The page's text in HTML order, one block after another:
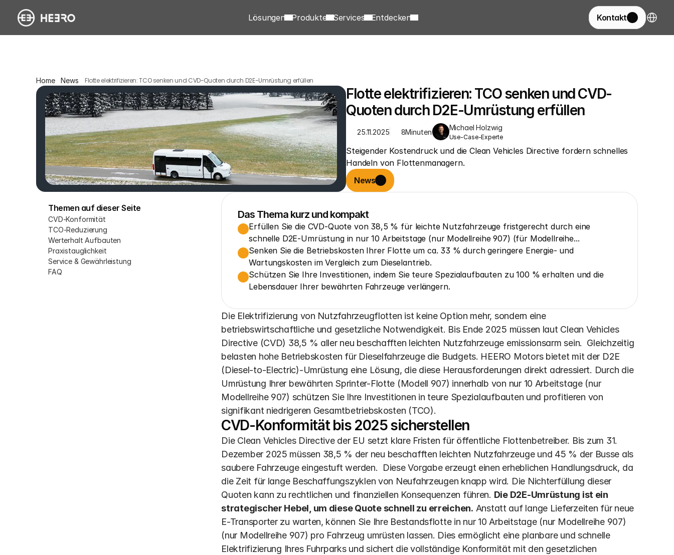
Lösungen Produkte Services Entdecken Kontakt Select
Home News Flotte elektrifizieren: TCO senken und CVD-Quoten durch D2E-Umrüstung erfüllen
Flotte elektrifizieren: TCO senken und CVD-
Quoten durch D2E-Umrüstung erfüllen
25.11.2025 8Minuten
Michael Holzwig
Use-Case-Experte
Steigender Kostendruck und die Clean Vehicles Directive fordern schnelles
Handeln von Flottenmanagern.
News
Themen auf dieser Seite
CVD-Konformität
TCO-Reduzierung
Werterhalt Aufbauten
Praxistauglichkeit
Service & Gewährleistung
FAQ
Das Thema kurz und kompakt
Erfüllen Sie die CVD-Quote von 38,5 % für leichte Nutzfahrzeuge fristgerecht durch eine
schnelle D2E-Umrüstung in nur 10 Arbeitstage (nur Modellreihe 907) (für Modellreihe...
Senken Sie die Betriebskosten Ihrer Flotte um ca. 33 % durch geringere Energie- und
Wartungskosten im Vergleich zum Dieselantrieb.
Schützen Sie Ihre Investitionen, indem Sie teure Spezialaufbauten zu 100 % erhalten und die
Lebensdauer Ihrer bewährten Fahrzeuge verlängern.
Die Elektrifizierung von Nutzfahrzeugflotten ist keine Option mehr, sondern eine
betriebswirtschaftliche und gesetzliche Notwendigkeit. Bis Ende 2025 müssen laut Clean Vehicles
Directive (CVD) 38,5 % aller neu beschafften leichten Nutzfahrzeuge emissionsarm sein.  Gleichzeitig
belasten hohe Betriebskosten für Dieselfahrzeuge die Budgets. HEERO Motors bietet mit der D2E
(Diesel-to-Electric)-Umrüstung eine Lösung, die diese Herausforderungen direkt adressiert. Durch die
Umrüstung Ihrer bewährten Sprinter-Flotte (Modell 907) innerhalb von nur 10 Arbeitstage (nur
Modellreihe 907) schützen Sie Ihre Investitionen in teure Spezialaufbauten und profitieren von
signifikant niedrigeren Gesamtbetriebskosten (TCO).
CVD-Konformität bis 2025 sicherstellen
Die Clean Vehicles Directive der EU setzt klare Fristen für öffentliche Flottenbetreiber. Bis zum 31.
Dezember 2025 müssen 38,5 % der neu beschafften leichten Nutzfahrzeuge und 45 % der Busse als
saubere Fahrzeuge eingestuft werden.  Diese Vorgabe erzeugt einen erheblichen Handlungsdruck, da
die Zeit für lange Beschaffungszyklen von Neufahrzeugen knapp wird. Die Nichterfüllung dieser
Quoten kann zu rechtlichen und finanziellen Konsequenzen führen. Die D2E-Umrüstung ist ein
strategischer Hebel, um diese Quote schnell zu erreichen. Anstatt auf lange Lieferzeiten für neue
E-Transporter zu warten, können Sie Ihre Bestandsflotte in nur 10 Arbeitstage (nur Modellreihe 907)
(nur Modellreihe 907) pro Fahrzeug umrüsten lassen. Dies ermöglicht eine planbare und schnelle
Elektrifizierung Ihres Fuhrparks und sichert die vollständige Konformität mit den gesetzlichen